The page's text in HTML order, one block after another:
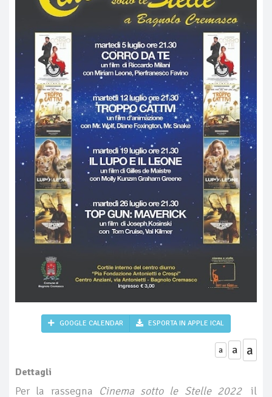
GOOGLE CALENDAR ESPORTA IN APPLE ICAL
a a a
Dettagli
Per la rassegna Cinema sotto le Stelle 2022
il